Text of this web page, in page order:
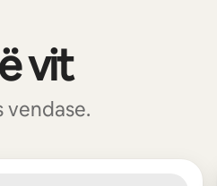
vit
vendase.